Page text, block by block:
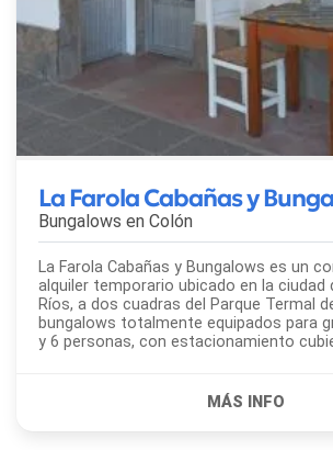
La Farola Cabañas y
Bungalows en Colón
La Farola Cabañas y Bungalows es un
alquiler temporario ubicado en la ciudad
Ríos, a dos cuadras del Parque Termal
bungalows totalmente equipados para
y 6 personas, con estacionamiento